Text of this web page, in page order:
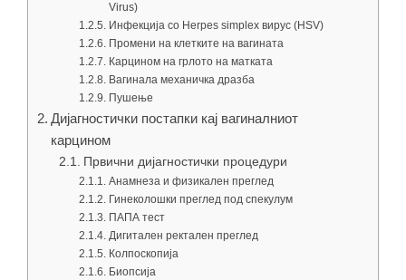
Virus)
Инфекција со Herpes simplex вирус (HSV)
Промени на клетките на вагината
Карцином на грлото на матката
Вагинала механичка дразба
Пушење
Дијагностички постапки кај вагиналниот
карцином
Првични дијагностички процедури
Анамнеза и физикален преглед
Гинеколошки преглед под спекулум
ПАПА тест
Дигитален ректален преглед
Колпоскопија
Биопсија